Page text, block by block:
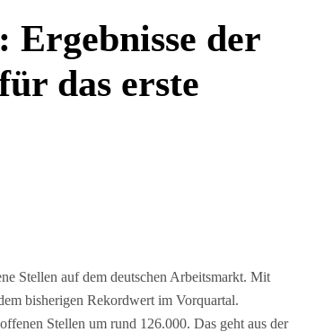
Ergebnisse der
das erste
Stellen auf dem deutschen Arbeitsmarkt. Mit
bisherigen Rekordwert im Vorquartal.
Stellen um rund 126.000. Das geht aus der